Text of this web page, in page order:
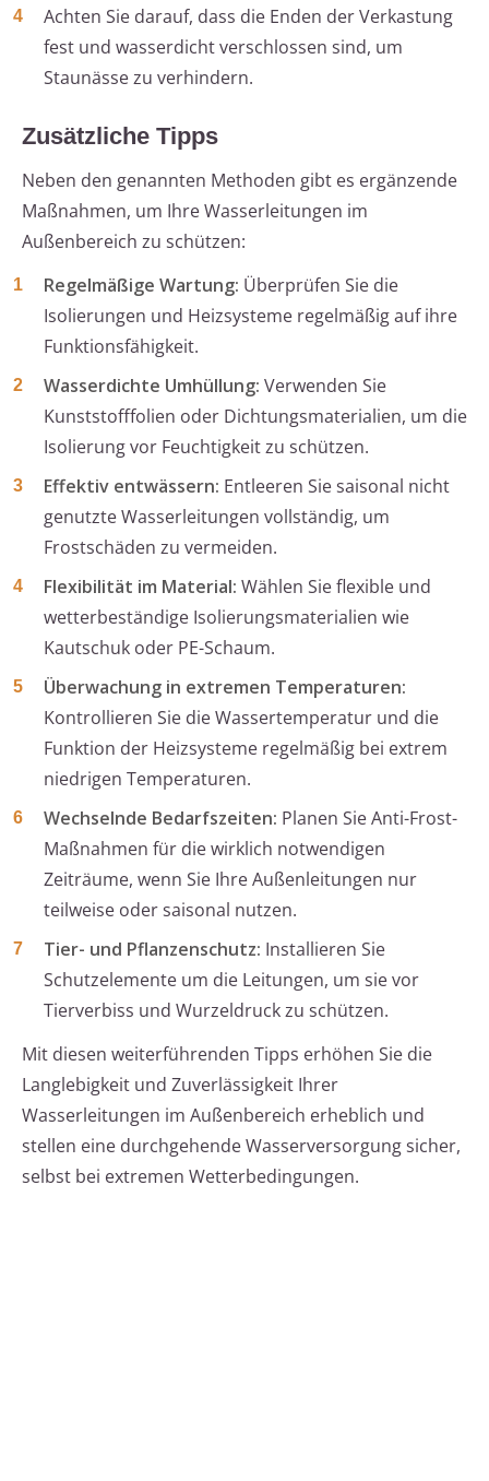
Achten Sie darauf, dass die Enden der Verkastung
fest und wasserdicht verschlossen sind, um
Staunässe zu verhindern.
Zusätzliche Tipps
Neben den genannten Methoden gibt es ergänzende
Maßnahmen, um Ihre Wasserleitungen im
Außenbereich zu schützen:
Regelmäßige Wartung: Überprüfen Sie die
Isolierungen und Heizsysteme regelmäßig auf ihre
Funktionsfähigkeit.
Wasserdichte Umhüllung: Verwenden Sie
Kunststofffolien oder Dichtungsmaterialien, um die
Isolierung vor Feuchtigkeit zu schützen.
Effektiv entwässern: Entleeren Sie saisonal nicht
genutzte Wasserleitungen vollständig, um
Frostschäden zu vermeiden.
Flexibilität im Material: Wählen Sie flexible und
wetterbeständige Isolierungsmaterialien wie
Kautschuk oder PE-Schaum.
Überwachung in extremen Temperaturen:
Kontrollieren Sie die Wassertemperatur und die
Funktion der Heizsysteme regelmäßig bei extrem
niedrigen Temperaturen.
Wechselnde Bedarfszeiten: Planen Sie Anti-Frost-
Maßnahmen für die wirklich notwendigen
Zeiträume, wenn Sie Ihre Außenleitungen nur
teilweise oder saisonal nutzen.
Tier- und Pflanzenschutz: Installieren Sie
Schutzelemente um die Leitungen, um sie vor
Tierverbiss und Wurzeldruck zu schützen.
Mit diesen weiterführenden Tipps erhöhen Sie die
Langlebigkeit und Zuverlässigkeit Ihrer
Wasserleitungen im Außenbereich erheblich und
stellen eine durchgehende Wasserversorgung sicher,
selbst bei extremen Wetterbedingungen.